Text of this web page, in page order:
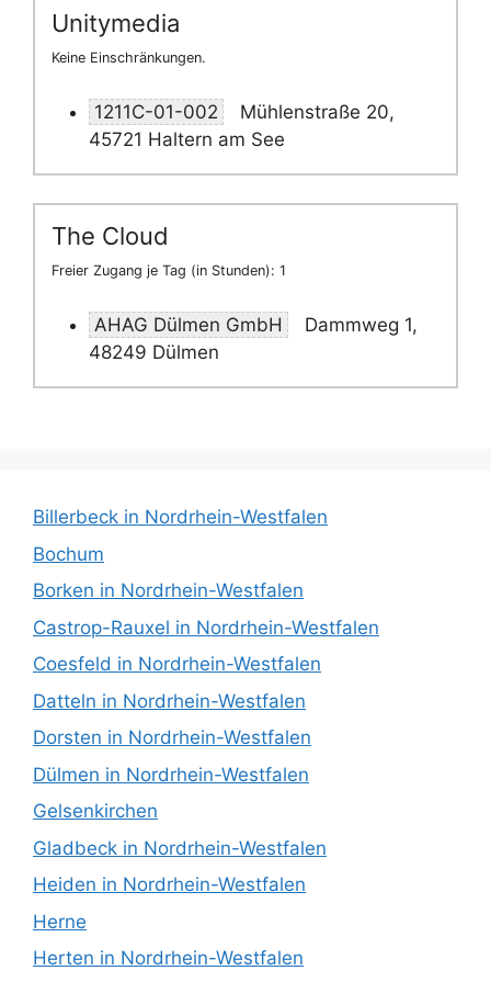
Unitymedia
Keine Einschränkungen.
1211C-01-002
Mühlenstraße 20,
45721 Haltern am See
The Cloud
Freier Zugang je Tag (in Stunden): 1
AHAG Dülmen GmbH
Dammweg 1,
48249 Dülmen
Billerbeck in Nordrhein-Westfalen
Bochum
Borken in Nordrhein-Westfalen
Castrop-Rauxel in Nordrhein-Westfalen
Coesfeld in Nordrhein-Westfalen
Datteln in Nordrhein-Westfalen
Dorsten in Nordrhein-Westfalen
Dülmen in Nordrhein-Westfalen
Gelsenkirchen
Gladbeck in Nordrhein-Westfalen
Heiden in Nordrhein-Westfalen
Herne
Herten in Nordrhein-Westfalen